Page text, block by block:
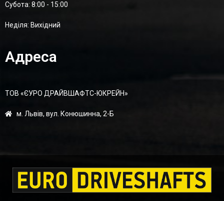
Суботa: 8:00 - 15:00
Неділя: Вихідний
Адреса
ТОВ «ЄУРО ДРАЙВШАФТC-ЮКРЕЙН»
м. Львів, вул. Конюшинна, 2-Б